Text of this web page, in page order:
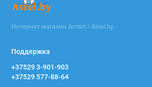
Интернет магазин Астел / Astel.by
Поддержка
+37529 3-901-903
+37529 577-88-64